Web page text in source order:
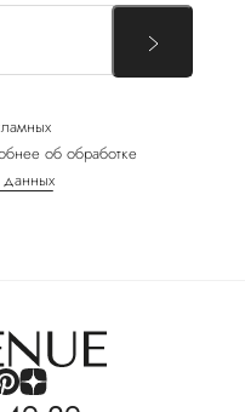
об обработке
данных